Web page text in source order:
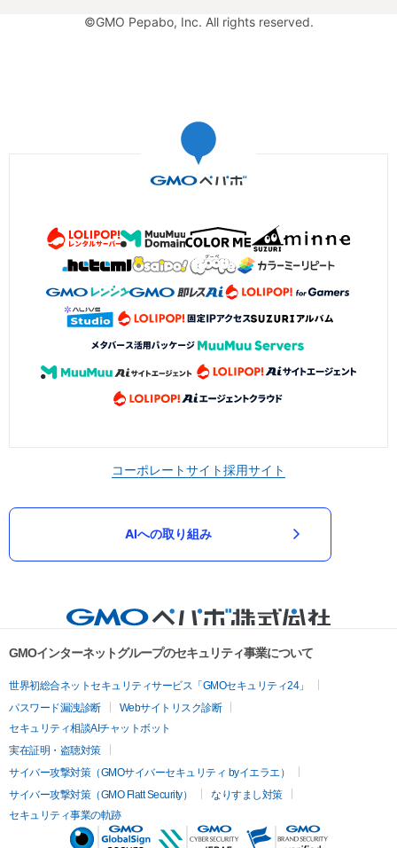
©GMO Pepabo, Inc. All rights reserved.
コーポレートサイト採用サイト
AIへの取り組み
GMOインターネットグループのセキュリティ事業について
世界初総合ネットセキュリティサービス「GMOセキュリティ24」
パスワード漏洩診断
Webサイトリスク診断
セキュリティ相談AIチャットボット
実在証明・盗聴対策
サイバー攻撃対策（GMOサイバーセキュリティ byイエラエ）
サイバー攻撃対策（GMO Flatt Security）
なりすまし対策
セキュリティ事業の軌跡